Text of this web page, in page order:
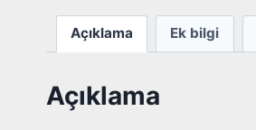
Açıklama Ek bilgi
Açıklama